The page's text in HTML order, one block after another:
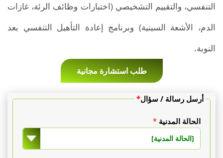
التنفسي، والتقييم التشخيصي (اختبارات وظائف الرئة، غازات
الدم، الأشعة السينية) وبرنامج إعادة التأهيل التنفسي بعد
النوبة.
طلب استشارة مجانية
أرسل رسالة / سؤال*
الحالة المدنية*
[الحالة المدنية]